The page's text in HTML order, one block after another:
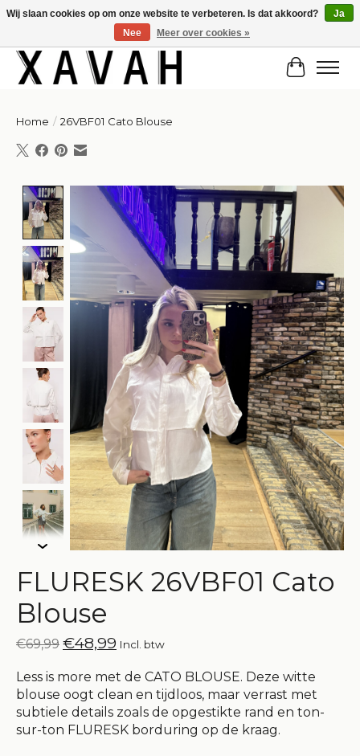
Hi gorgeous! ✨ Kortingscode for 20% off: Summersale!
Home / 26VBF01 Cato Blouse
Product image slideshow Items
FLURESK 26VBF01 Cato
Blouse
€69,99 €48,99 Incl. btw
Less is more met de CATO BLOUSE. Deze witte
blouse oogt clean en tijdloos, maar verrast met
subtiele details zoals de opgestikte rand en ton-
sur-ton FLURESK borduring op de kraag.
Wij slaan cookies op om onze website te verbeteren. Is dat akkoord?
Ja
Nee
Meer over cookies »